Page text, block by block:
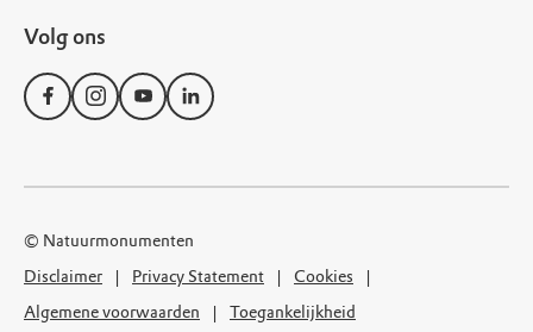
Volg ons
© Natuurmonumenten
Disclaimer
Privacy Statement
Cookies
Algemene voorwaarden
Toegankelijkheid